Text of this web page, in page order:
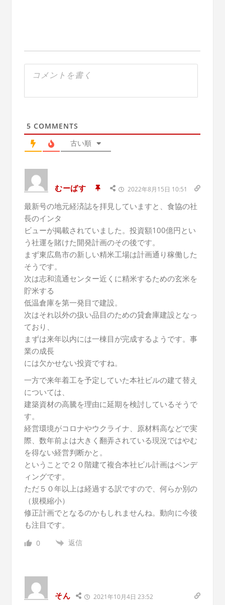
5 COMMENTS
古い順
むーばす 2022年8月15日 10:51
最新号の地元経済誌を拝見していますと、食協の社
長のインタ
ビューが掲載されていました。投資額100億円とい
う社運を賭けた開発計画のその後です。
まず東広島市の新しい精米工場は計画通り稼働した
そうです。
次は志和流通センター近くに精米するための玄米を
貯米する
低温倉庫を第一発目で建設。
次はそれ以外の扱い品目のための貸倉庫建設となっ
ており、
まずは来年以内には一棟目が完成するようです。事
業の成長
には欠かせない投資ですね。
一方で来年着工を予定していた本社ビルの建て替え
については、
建築資材の高騰を理由に延期を検討しているそうで
す。
経営環境がコロナやウクライナ、原材料高などで実
際、数年前よは大きく翻弄されている現況ではやむ
を得ない経営判断かと。
ということで２０階建て複合本社ビル計画はペンデ
ィングです。
ただ５０年以上は経過する訳ですので、何らか別の
（規模縮小）
修正計画でとなるのかもしれませんね。動向に今後
も注目です。
0 返信
そん 2021年10月4日 23:52